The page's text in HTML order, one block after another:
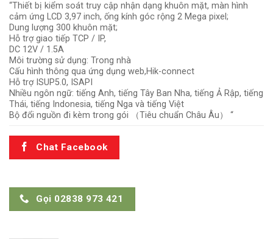
là:
5.400.000 ₫.
tại
là:
“Thiết bị kiểm soát truy cập nhận dạng khuôn mặt, màn hình
cảm ứng LCD 3,97 inch, ống kính góc rộng 2 Mega pixel;
Dung lượng 300 khuôn mặt;
Hỗ trợ giao tiếp TCP / IP,
DC 12V / 1.5A
Môi trường sử dụng: Trong nhà
Cấu hình thông qua ứng dụng web,Hik-connect
Hỗ trợ ISUP5.0, ISAPI
Nhiều ngôn ngữ: tiếng Anh, tiếng Tây Ban Nha, tiếng Ả Rập, tiếng
Thái, tiếng Indonesia, tiếng Nga và tiếng Việt
Bộ đổi nguồn đi kèm trong gói （Tiêu chuẩn Châu Âu） “
Chat Facebook
Gọi 02838 973 421